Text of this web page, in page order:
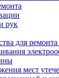
рук
для
мест